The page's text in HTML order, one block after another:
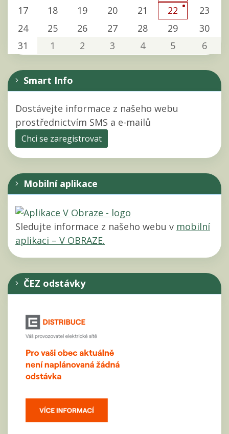
17 18 19 20 21 22
23
24
25 26 27 28 29
30
31
1 2 3 4 5 6
Smart Info
Dostávejte informace z našeho webu
prostřednictvím SMS a e-mailů
Chci se zaregistrovat
Mobilní aplikace
Sledujte informace z našeho webu v mobilní
aplikaci – V OBRAZE.
ČEZ odstávky